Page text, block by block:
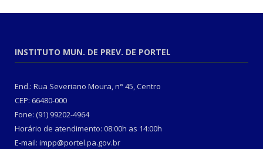
INSTITUTO MUN. DE PREV. DE PORTEL
End.: Rua Severiano Moura, n° 45, Centro
CEP: 66480-000
Fone: (91) 99202-4964
Horário de atendimento: 08:00h as 14:00h
E-mail: impp@portel.pa.gov.br